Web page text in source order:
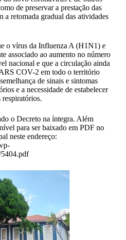
de preservar a prestação das
a retomada gradual das atividades
o vírus da Influenza A (H1N1) e
associado ao aumento no número
nacional e que a circulação ainda
COV-2 em todo o território
de sinais e sintomas
e a necessidade de estabelecer
o Decreto na íntegra. Além
para ser baixado em PDF no
neste endereço: